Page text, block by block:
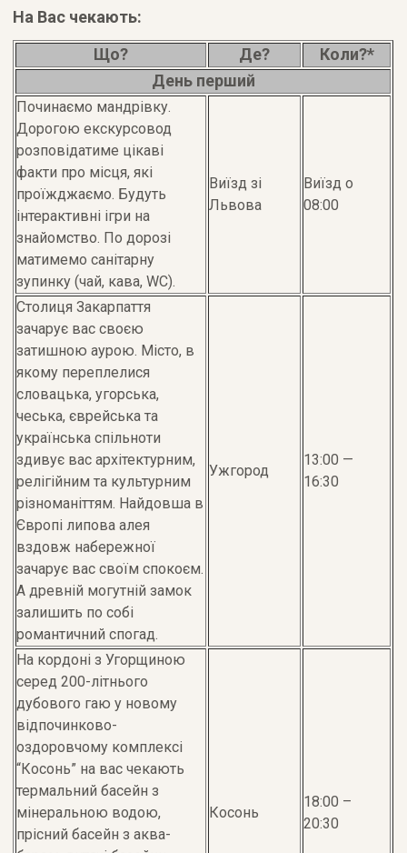
На Вас чекають:
Що?
Де?
Коли?*
День перший
Починаємо мандрівку.
Дорогою екскурсовод
розповідатиме цікаві
факти про місця, які
проїжджаємо. Будуть
інтерактивні ігри на
знайомство. По дорозі
матимемо санітарну
зупинку (чай, кава, WC).
Виїзд зі
Львова
Виїзд о
08:00
Столиця Закарпаття
зачарує вас своєю
затишною аурою. Місто, в
якому переплелися
словацька, угорська,
чеська, єврейська та
українська спільноти
здивує вас архітектурним,
релігійним та культурним
різноманіттям. Найдовша в
Європі липова алея
вздовж набережної
зачарує вас своїм спокоєм.
А древній могутній замок
залишить по собі
романтичний спогад.
Ужгород
13:00 —
16:30
На кордоні з Угорщиною
серед 200-літнього
дубового гаю у новому
відпочинково-
оздоровчому комплексі
“Косонь” на вас чекають
термальний басейн з
мінеральною водою,
прісний басейн з аква-
Косонь
18:00 –
20:30